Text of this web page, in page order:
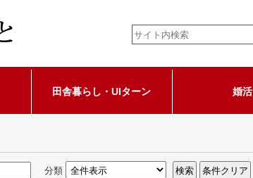
田舎暮らし・UIターン 婚活
分類